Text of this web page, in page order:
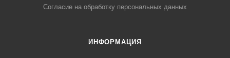
Согласие на обработку персональных данных
ИНФОРМАЦИЯ